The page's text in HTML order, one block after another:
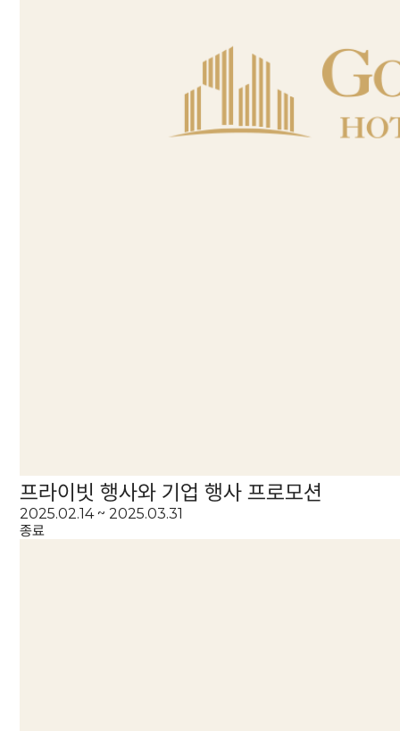
프라이빗 행사와 기업 행사 프로모션
2025.02.14 ~ 2025.03.31
종료